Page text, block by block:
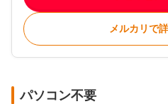
メルカリで
パソコン不要